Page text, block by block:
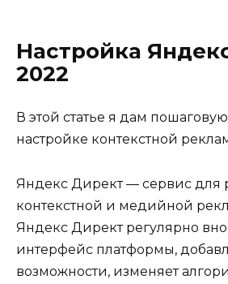
Настройка
2022
В этой статье я дам
настройке контекстной
Яндекс Директ — сервис для
контекстной и медийной
Яндекс Директ регулярно
интерфейс платформы,
возможности, изменяет